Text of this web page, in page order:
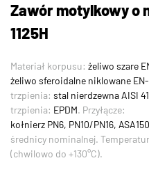
Zawór motylkowy o
1125H
Materiał korpusu: żeliwo szare
żeliwo sferoidalne niklowane
trzpienia: stal nierdzewna AISI
trzpienia: EPDM. Przyłącze:
kołnierz PN6, PN10/PN16,
średnicy nominalnej.
(chwilowo do +130°C).